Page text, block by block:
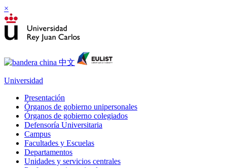
×
Universidad
Presentación
Órganos de gobierno unipersonales
Órganos de gobierno colegiados
Defensoría Universitaria
Campus
Facultades y Escuelas
Departamentos
Unidades y servicios centrales